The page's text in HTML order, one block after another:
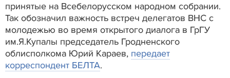
принятые на Всебелорусском народном собрании.
Так обозначил важность встреч делегатов ВНС с
молодежью во время открытого диалога в ГрГУ
им.Я.Купалы председатель Гродненского
облисполкома Юрий Караев, передает
корреспондент БЕЛТА.